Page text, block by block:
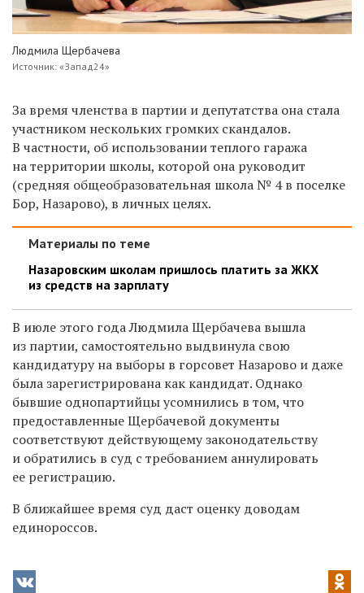
Людмила Щербачева
Источник: «Запад24»
За время членства в партии и депутатства она стала
участником нескольких громких скандалов.
В частности, об использовании теплого гаража
на территории школы, которой она руководит
(средняя общеобразовательная школа № 4 в поселке
Бор, Назарово), в личных целях.
Материалы по теме
Назаровским школам пришлось платить за ЖКХ
из средств на зарплату
В июле этого года Людмила Щербачева вышла
из партии, самостоятельно выдвинула свою
кандидатуру на выборы в горсовет Назарово и даже
была зарегистрирована как кандидат. Однако
бывшие однопартийцы усомнились в том, что
предоставленные Щербачевой документы
соответствуют действующему законодательству
и обратились в суд с требованием аннулировать
ее регистрацию.
В ближайшее время суд даст оценку доводам
единороссов.